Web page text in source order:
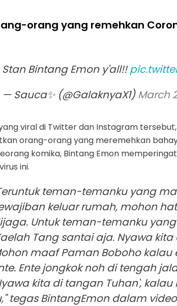
orang yang remehkan
Stan Bintang Emon y'all!!
— Sauca✨ (@GalaknyaX1)March
viral di Twitter dan Instagram
orang-orang yang meremehkan
komika, Bintang Emon
ini.
teman-temanku yang
keluar rumah, mohon
Untuk teman-temanku
Tang santai aja. Nyawa
maaf Paman Boboho
Ente jongkok noh di tengah
kita di tangan Tuhan',
tegas BintangEmon dalam